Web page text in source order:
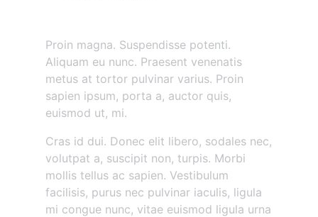
Proin magna. Suspendisse potenti.
Aliquam eu nunc. Praesent venenatis
metus at tortor pulvinar varius. Proin
sapien ipsum, porta a, auctor quis,
euismod ut, mi.
Cras id dui. Donec elit libero, sodales nec,
volutpat a, suscipit non, turpis. Morbi
mollis tellus ac sapien. Vestibulum
facilisis, purus nec pulvinar iaculis, ligula
mi congue nunc, vitae euismod ligula urna